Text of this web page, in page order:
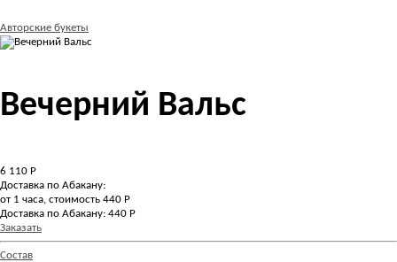
Авторские букеты
Вечерний Вальс
6 110 Р
Доставка по Абакану:
от 1 часа, стоимость 440 Р
Доставка по Абакану: 440 Р
Заказать
Состав